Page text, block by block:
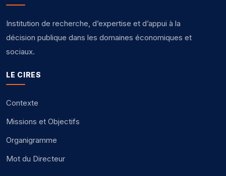
Institution de recherche, d’expertise et d’appui à la
décision publique dans les domaines économiques et
sociaux.
LE CIRES
Contexte
Missions et Objectifs
Organigramme
Mot du Directeur